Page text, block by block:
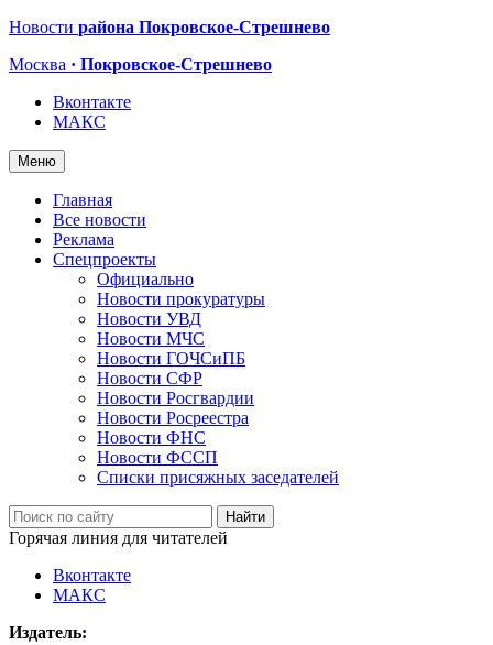
Новости района Покровское-Стрешнево
Москва · Покровское-Стрешнево
Вконтакте
МАКС
Меню
Главная
Все новости
Реклама
Спецпроекты
Официально
Новости прокуратуры
Новости УВД
Новости МЧС
Новости ГОЧСиПБ
Новости СФР
Новости Росгвардии
Новости Росреестра
Новости ФНС
Новости ФССП
Списки присяжных заседателей
Горячая линия для читателей
Вконтакте
МАКС
Издатель: